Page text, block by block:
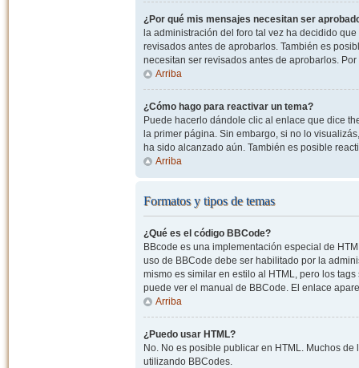
¿Por qué mis mensajes necesitan ser
la administración del foro tal vez ha decidido
revisados antes de aprobarlos. También es
necesitan ser revisados antes de aprobarlos.
Arriba
¿Cómo hago para reactivar un tema?
Puede hacerlo dándole clic al enlace que dice
la primer página. Sin embargo, si no lo
ha sido alcanzado aún. También es posible
Arriba
Formatos y tipos de temas
¿Qué es el código BBCode?
BBcode es una implementación especial de
uso de BBCode debe ser habilitado por la
mismo es similar en estilo al HTML, pero los
puede ver el manual de BBCode. El enlace
Arriba
¿Puedo usar HTML?
No. No es posible publicar en HTML. Muchos
utilizando BBCodes.